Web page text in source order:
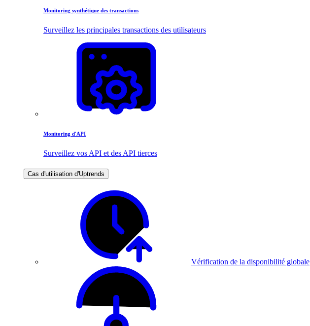
Monitoring synthétique des transactions
Surveillez les principales transactions des utilisateurs
Monitoring d'API
Surveillez vos API et des API tierces
Cas d'utilisation d'Uptrends
Vérification de la disponibilité globale